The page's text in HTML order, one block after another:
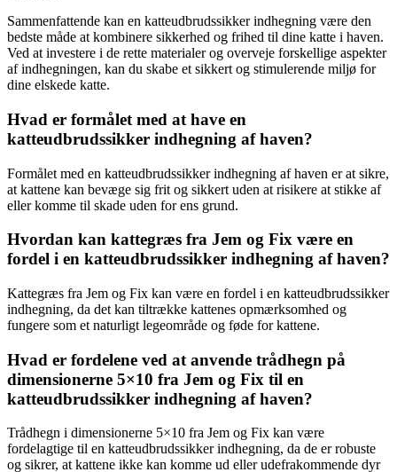
Sammenfattende kan en katteudbrudssikker indhegning være den
bedste måde at kombinere sikkerhed og frihed til dine katte i haven.
Ved at investere i de rette materialer og overveje forskellige aspekter
af indhegningen, kan du skabe et sikkert og stimulerende miljø for
dine elskede katte.
Hvad er formålet med at have en
katteudbrudssikker indhegning af haven?
Formålet med en katteudbrudssikker indhegning af haven er at sikre,
at kattene kan bevæge sig frit og sikkert uden at risikere at stikke af
eller komme til skade uden for ens grund.
Hvordan kan kattegræs fra Jem og Fix være en
fordel i en katteudbrudssikker indhegning af haven?
Kattegræs fra Jem og Fix kan være en fordel i en katteudbrudssikker
indhegning, da det kan tiltrække kattenes opmærksomhed og
fungere som et naturligt legeområde og føde for kattene.
Hvad er fordelene ved at anvende trådhegn på
dimensionerne 5×10 fra Jem og Fix til en
katteudbrudssikker indhegning af haven?
Trådhegn i dimensionerne 5×10 fra Jem og Fix kan være
fordelagtige til en katteudbrudssikker indhegning, da de er robuste
og sikrer, at kattene ikke kan komme ud eller udefrakommende dyr